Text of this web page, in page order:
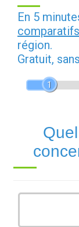
En 5
comparatifs
région.
Gratuit,
1